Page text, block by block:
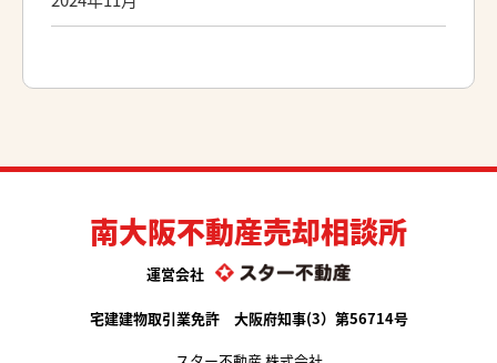
南大阪不動産売却相談所
運営会社
宅建建物取引業免許 大阪府知事(3）第56714号